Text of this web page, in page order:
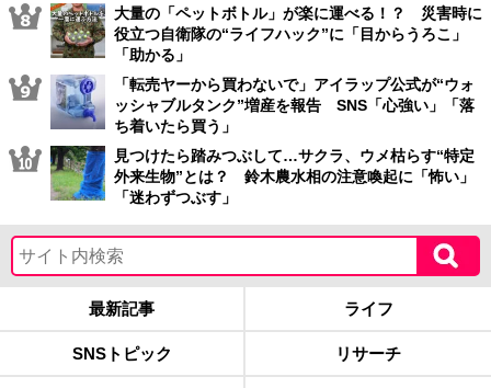
大量の「ペットボトル」が楽に運べる！？ 災害時に
役立つ自衛隊の“ライフハック”に「目からうろこ」
「助かる」
「転売ヤーから買わないで」アイラップ公式が“ウォ
ッシャブルタンク”増産を報告 SNS「心強い」「落
ち着いたら買う」
見つけたら踏みつぶして…サクラ、ウメ枯らす“特定
外来生物”とは？ 鈴木農水相の注意喚起に「怖い」
「迷わずつぶす」
最新記事 ライフ
SNSトピック リサーチ